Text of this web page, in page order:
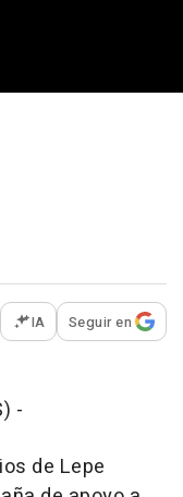
opciones para
IA Seguir en
-
de Lepe